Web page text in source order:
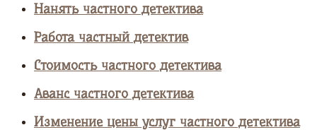
Нанять частного детектива
Работа частный детектив
Стоимость частного детектива
Аванс частного детектива
Изменение цены услуг частного детектива